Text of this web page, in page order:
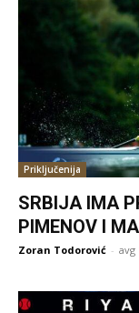
Priključenija
SRBIJA IMA
PIMENOV I
Zoran Todorović - avg